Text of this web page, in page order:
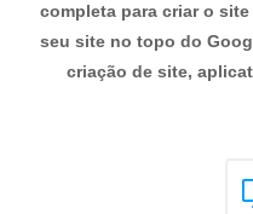
completa para criar o
seu site no topo do
criação de site,